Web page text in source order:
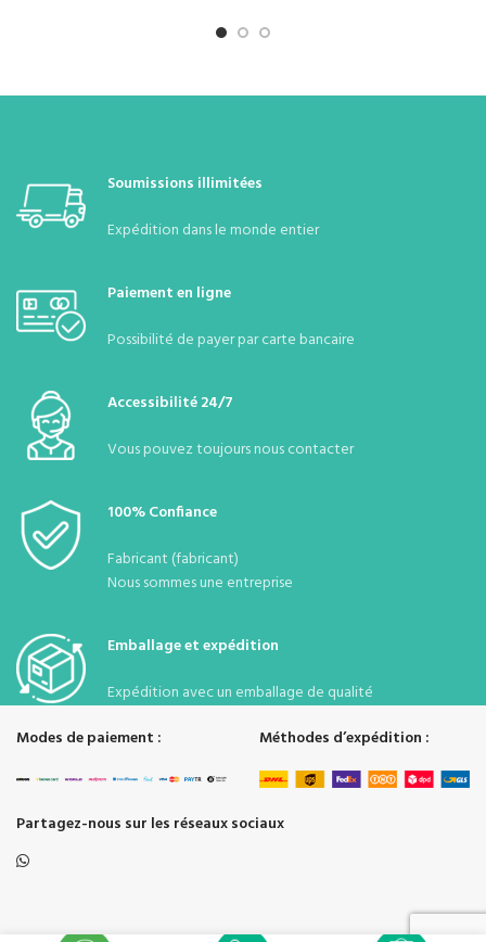
AVAILABILITY :
Soumissions illimitées
Expédition dans le monde entier
Paiement en ligne
Possibilité de payer par carte bancaire
Accessibilité 24/7
Vous pouvez toujours nous contacter
100% Confiance
Fabricant (fabricant)
Nous sommes une entreprise
Emballage et expédition
Expédition avec un emballage de qualité
Modes de paiement :
Méthodes d’expédition :
Partagez-nous sur les réseaux sociaux